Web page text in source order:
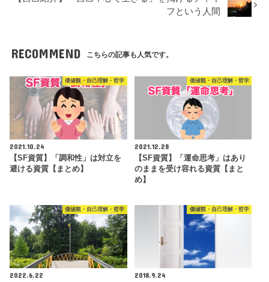
フという人間
RECOMMEND こちらの記事も人気です。
価値観・自己理解・哲学
2021.10.24
【SF資質】「調和性」は対立を
避ける資質【まとめ】
価値観・自己理解・哲学
2021.12.28
【SF資質】「運命思考」はあり
のままを受け容れる資質【まと
め】
価値観・自己理解・哲学
2022.6.22
価値観・自己理解・哲学
2018.9.24